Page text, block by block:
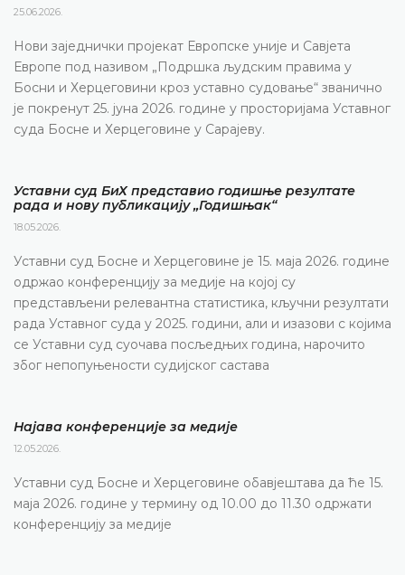
25.06.2026.
Нови заједнички пројекат Европске уније и Савјета
Европе под називом „Подршка људским правима у
Босни и Херцеговини кроз уставно судовање“ званично
је покренут 25. јуна 2026. године у просторијама Уставног
суда Босне и Херцеговине у Сарајеву.
Уставни суд БиХ представио годишње резултате
рада и нову публикацију „Годишњак“
18.05.2026.
Уставни суд Босне и Херцеговине је 15. маја 2026. године
одржао конференцију за медије на којој су
представљени релевантна статистика, кључни резултати
рада Уставног суда у 2025. години, али и изазови с којима
се Уставни суд суочава посљедњих година, нарочито
због непопуњености судијског састава
Најава конференције за медије
12.05.2026.
Уставни суд Босне и Херцеговине обавјештава да ће 15.
маја 2026. године у термину од 10.00 до 11.30 одржати
конференцију за медије